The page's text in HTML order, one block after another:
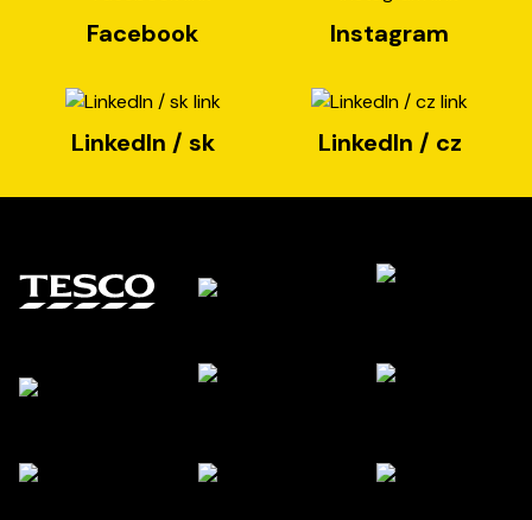
Facebook Instagram
LinkedIn / sk LinkedIn / cz